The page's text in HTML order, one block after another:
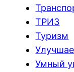
ТРИЗ
Туризм
Умный